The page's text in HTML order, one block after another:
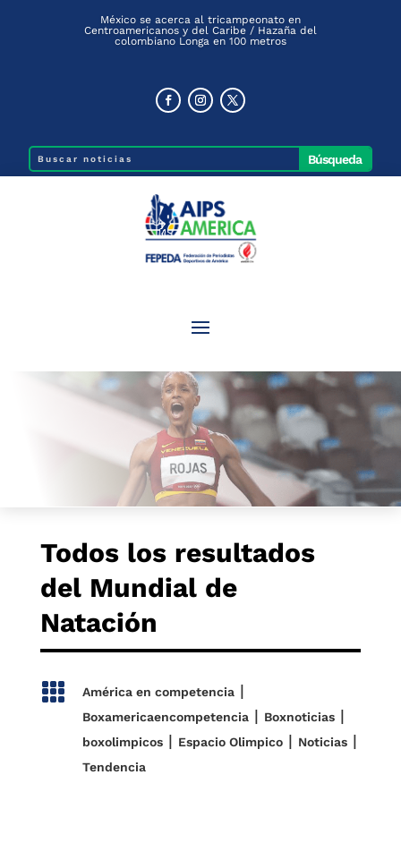
México se acerca al tricampeonato en
Centroamericanos y del Caribe / Hazaña del
colombiano Longa en 100 metros
Todos los resultados
del Mundial de
Natación
 América en competencia|
Boxamericaencompetencia| Boxnoticias|
boxolimpicos| Espacio Olimpico| Noticias|
Tendencia